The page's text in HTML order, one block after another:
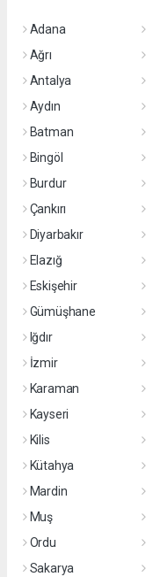
Adana
Ağrı
Antalya
Aydın
Batman
Bingöl
Burdur
Çankırı
Diyarbakır
Elazığ
Eskişehir
Gümüşhane
Iğdır
İzmir
Karaman
Kayseri
Kilis
Kütahya
Mardin
Muş
Ordu
Sakarya